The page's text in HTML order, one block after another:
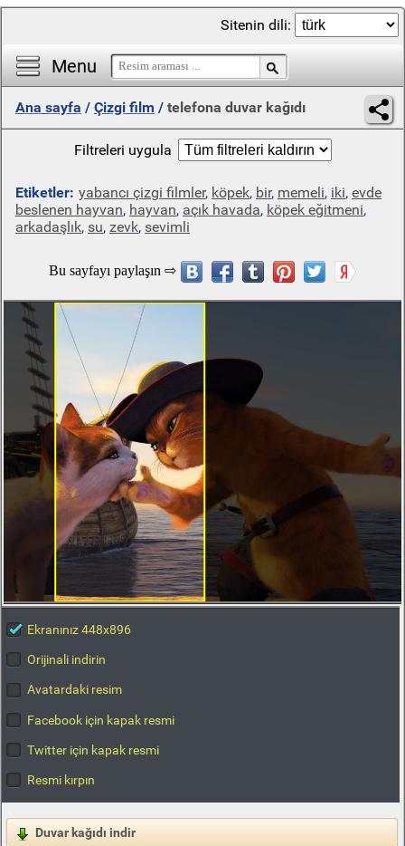
Menu
Sitenin dili:
Ana sayfa / Çizgi film / telefona duvar kağıdı
Filtreleri uygula
Etiketler: yabancı çizgi filmler, köpek, bir, memeli, iki, evde
beslenen hayvan, hayvan, açık havada, köpek eğitmeni,
arkadaşlık, su, zevk, sevimli
Ekranınız 448x896
Orijinali indirin
Avatardaki resim
Facebook için kapak resmi
Twitter için kapak resmi
Resmi kırpın
Duvar kağıdı indir